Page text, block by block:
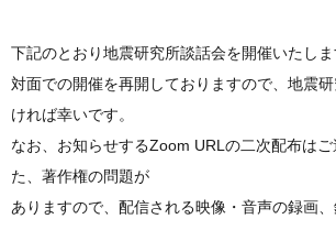
下記のとおり地震研究所談話会を開催いたしま
対面での開催を再開しておりますので、地震
ければ幸いです。
なお、お知らせするZoom URLの二次配布はご
た、著作権の問題が
ありますので、配信される映像・音声の録画